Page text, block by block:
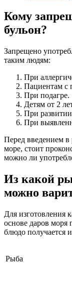
Кому
бульон?
Запрещено
таким людям:
При
Пациентам с
При подагре.
Детям от 2
При
При
Перед введением в
море, стоит
можно ли
Из какой
можно
Для изготовления
основе даров моря
блюдо получается
Рыба